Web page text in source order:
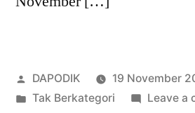
DAPODIK
19 November
Tak Berkategori
Leave a